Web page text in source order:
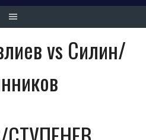
vs Силин/